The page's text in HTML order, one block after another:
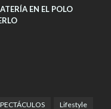
EN EL POLO
Lifestyle